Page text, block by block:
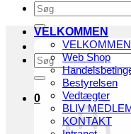
Søg
efter:
Søg
efter:
0
VELKOMMEN
VELKOMMEN
Web Shop
Bestyrelsen
Vedtægter
BLIV
KONTAKT